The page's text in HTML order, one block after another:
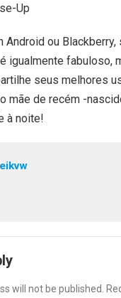
Up
Android ou Blackberry,
igualmente fabuloso,
seus melhores
mãe de recém -
à noite!
eikvw
will not be published.